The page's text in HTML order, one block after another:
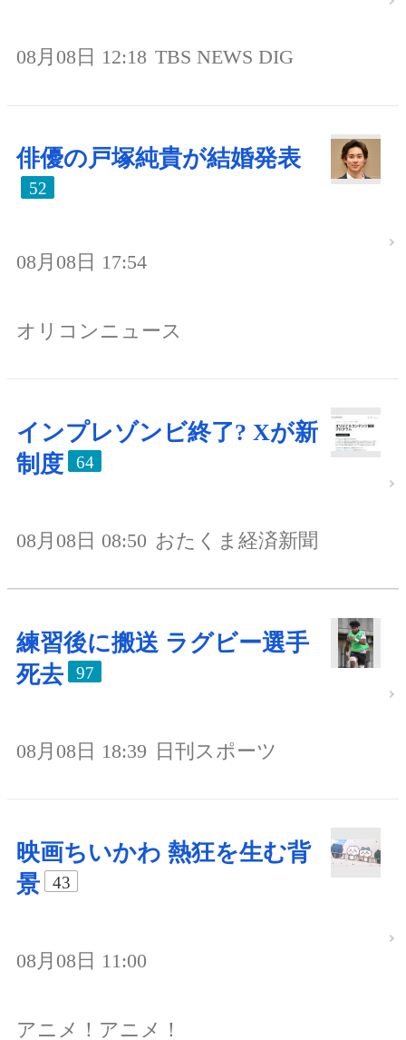
08月08日 12:18 TBS NEWS DIG
俳優の戸塚純貴が結婚発表
52
08月08日 17:54
オリコンニュース
インプレゾンビ終了? Xが新
制度
64
08月08日 08:50 おたくま経済新聞
練習後に搬送 ラグビー選手
死去
97
08月08日 18:39 日刊スポーツ
映画ちいかわ 熱狂を生む背
景
43
08月08日 11:00
アニメ！アニメ！